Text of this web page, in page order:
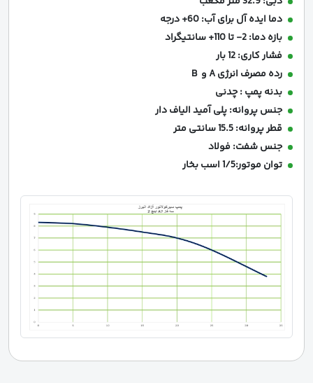
دما ایده آل برای آب: 60+ درجه
بازه دما: 2- تا 110+ سانتیگراد
فشار کاری: 12 بار
رده مصرف انرژی A و B
بدنه پمپ : چدنی
جنس پروانه: پلی آمید الیاف دار
قطر پروانه: 15.5 سانتی متر
جنس شفت: فولاد
توان موتور:1/5 اسب بخار